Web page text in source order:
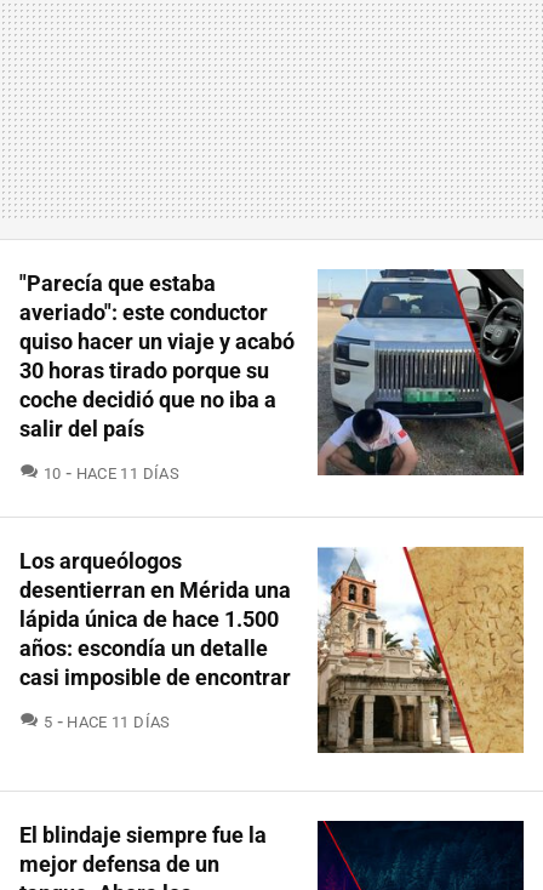
"Parecía que estaba
averiado": este conductor
quiso hacer un viaje y acabó
30 horas tirado porque su
coche decidió que no iba a
salir del país
10 COMENTARIOS
HACE 11 DÍAS
Los arqueólogos
desentierran en Mérida una
lápida única de hace 1.500
años: escondía un detalle
casi imposible de encontrar
5 COMENTARIOS
HACE 11 DÍAS
El blindaje siempre fue la
mejor defensa de un